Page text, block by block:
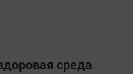
среда